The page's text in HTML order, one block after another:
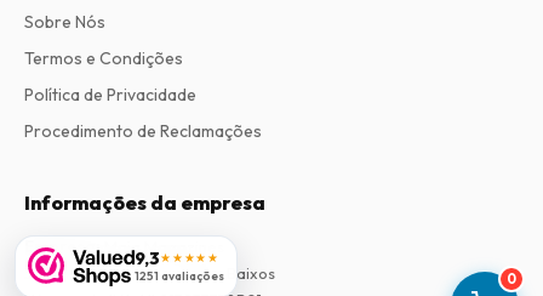
0
9,3★★★★★
1251 avaliações
Sobre Nós
Termos e Condições
Política de Privacidade
Procedimento de Reclamações
Informações da empresa
Empresa :
Maja Magazines
3043 PR Rotterdam, Países Baixos